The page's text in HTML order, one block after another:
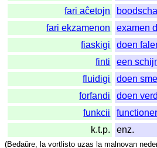
fari aĉetojn
fari ekzamenon
examen
fiaskigi
doen
finti
een
fluidigi
doen
forfandi
doen
funkcii
k.t.p.
enz.
(Bedaŭre, la vortlisto uzas la malnovan